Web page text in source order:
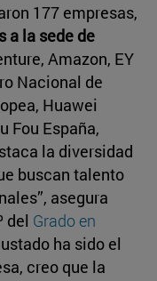
177 empresas,
a la sede de
Amazon, EY
Nacional de
Huawei
Fou España,
la diversidad
buscan talento
asegura
del Grado en
ha sido el
creo que la